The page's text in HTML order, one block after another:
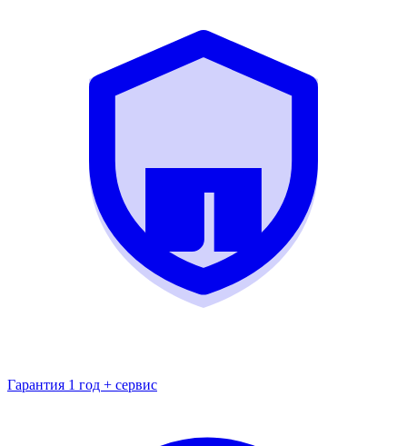
Гарантия 1 год + сервис